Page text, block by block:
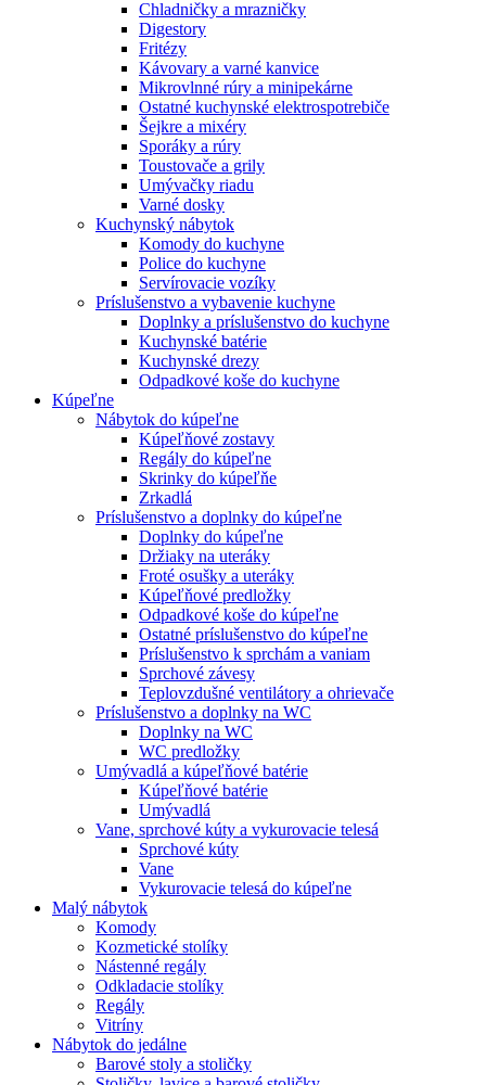
Chladničky a mrazničky
Digestory
Fritézy
Kávovary a varné kanvice
Mikrovlnné rúry a minipekárne
Ostatné kuchynské elektrospotrebiče
Šejkre a mixéry
Sporáky a rúry
Toustovače a grily
Umývačky riadu
Varné dosky
Kuchynský nábytok
Komody do kuchyne
Police do kuchyne
Servírovacie vozíky
Príslušenstvo a vybavenie kuchyne
Doplnky a príslušenstvo do kuchyne
Kuchynské batérie
Kuchynské drezy
Odpadkové koše do kuchyne
Kúpeľne
Nábytok do kúpeľne
Kúpeľňové zostavy
Regály do kúpeľne
Skrinky do kúpeľňe
Zrkadlá
Príslušenstvo a doplnky do kúpeľne
Doplnky do kúpeľne
Držiaky na uteráky
Froté osušky a uteráky
Kúpeľňové predložky
Odpadkové koše do kúpeľne
Ostatné príslušenstvo do kúpeľne
Príslušenstvo k sprchám a vaniam
Sprchové závesy
Teplovzdušné ventilátory a ohrievače
Príslušenstvo a doplnky na WC
Doplnky na WC
WC predložky
Umývadlá a kúpeľňové batérie
Kúpeľňové batérie
Umývadlá
Vane, sprchové kúty a vykurovacie telesá
Sprchové kúty
Vane
Vykurovacie telesá do kúpeľne
Malý nábytok
Komody
Kozmetické stolíky
Nástenné regály
Odkladacie stolíky
Regály
Vitríny
Nábytok do jedálne
Barové stoly a stoličky